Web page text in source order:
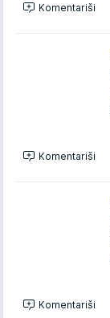
Komentariši
Komentariši
Komentariši